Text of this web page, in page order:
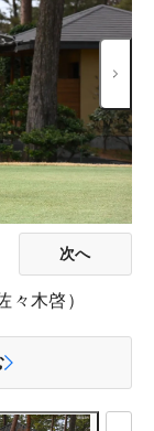
次へ
木啓）